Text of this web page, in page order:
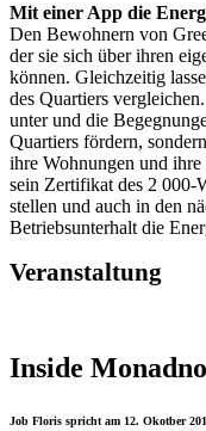
Mit einer App die
Den Bewohnern von
der sie sich über ihren
können. Gleichzeitig
des Quartiers
unter und die
Quartiers fördern,
ihre Wohnungen und
sein Zertifikat des 2 000-
stellen und auch in den
Betriebsunterhalt die
Veranstaltung
Inside
Job Floris spricht am 12. Okotber